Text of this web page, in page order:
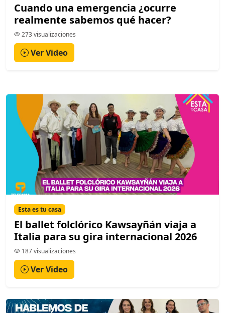
Cuando una emergencia ¿ocurre
realmente sabemos qué hacer?
273 visualizaciones
Ver Video
Esta es tu casa
El ballet folclórico Kawsayñán viaja a
Italia para su gira internacional 2026
187 visualizaciones
Ver Video